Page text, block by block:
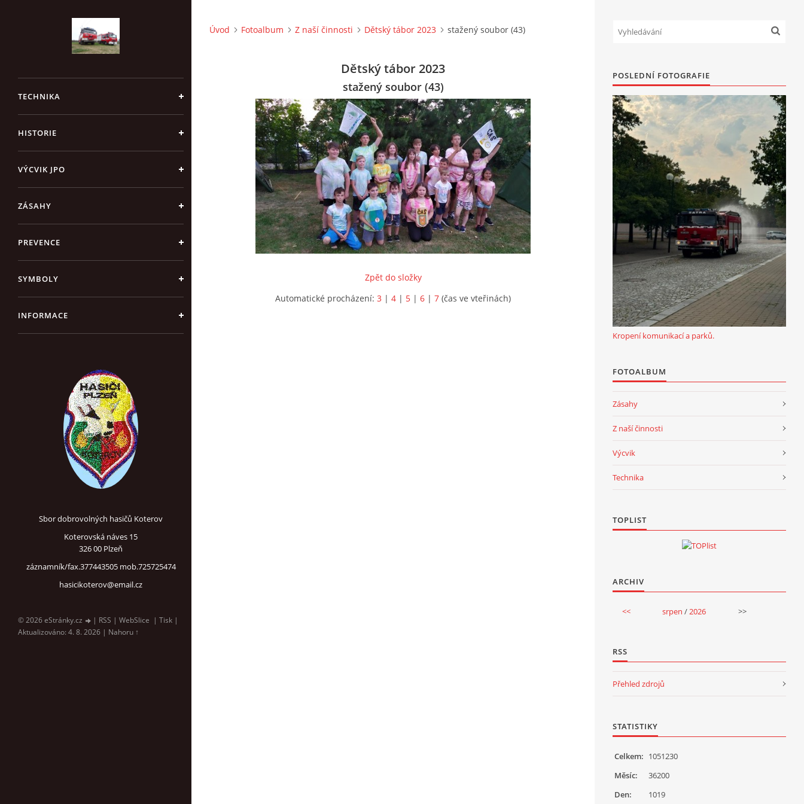
TECHNIKA
HISTORIE
VÝCVIK JPO
ZÁSAHY
PREVENCE
SYMBOLY
INFORMACE
Sbor dobrovolných hasičů Koterov
Koterovská náves 15
326 00 Plzeň
záznamník/fax.377443505 mob.725725474
hasicikoterov@email.cz
© 2026 eStránky.cz | RSS | WebSlice | Tisk |
Aktualizováno: 4. 8. 2026 | Nahoru ↑
Úvod Fotoalbum Z naší činnosti Dětský tábor 2023 stažený soubor (43)
Dětský tábor 2023
stažený soubor (43)
Zpět do složky
Automatické procházení: 3 | 4 | 5 | 6 | 7 (čas ve vteřinách)
POSLEDNÍ FOTOGRAFIE
Kropení komunikací a parků.
FOTOALBUM
Zásahy
Z naší činnosti
Výcvik
Technika
TOPLIST
ARCHIV
<< srpen /2026 >>
RSS
Přehled zdrojů
STATISTIKY
Celkem: 1051230
Měsíc:
36200
Den:
1019